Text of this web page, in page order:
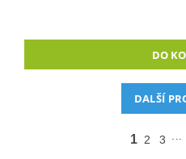
DALŠÍ
1 2 3 ...